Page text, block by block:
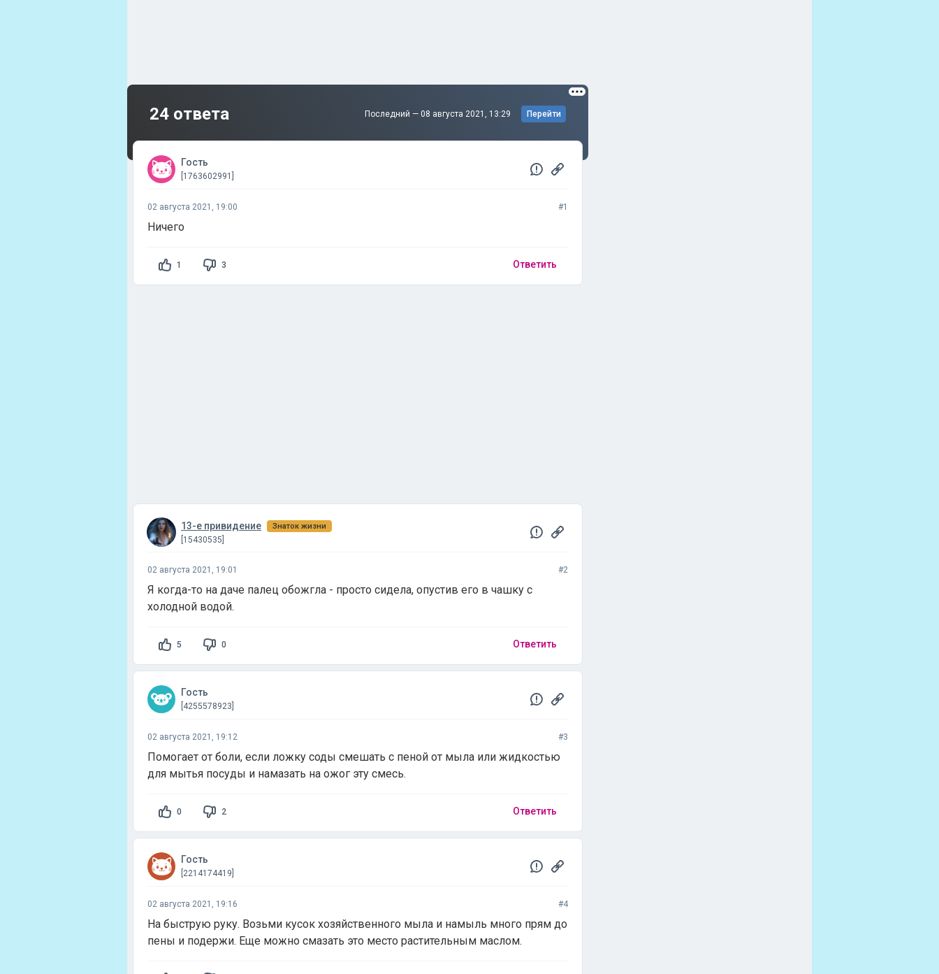
24 ответа Последний — 08 августа 2021, 13:29 Перейти
Гость
[1763602991]
02 августа 2021, 19:00 #1
Ничего
1 3 Ответить
13-е привидение Знаток жизни
[15430535]
02 августа 2021, 19:01 #2
Я когда-то на даче палец обожгла - просто сидела, опустив его в чашку с
холодной водой.
5 0 Ответить
Гость
[4255578923]
02 августа 2021, 19:12 #3
Помогает от боли, если ложку соды смешать с пеной от мыла или жидкостью
для мытья посуды и намазать на ожог эту смесь.
0 2 Ответить
Гость
[2214174419]
02 августа 2021, 19:16 #4
На быструю руку. Возьми кусок хозяйственного мыла и намыль много прям до
пены и подержи. Еще можно смазать это место растительным маслом.